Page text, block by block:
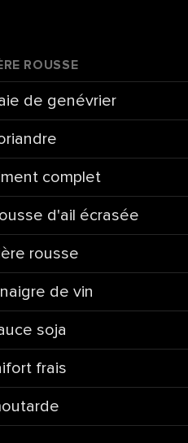
ROUSSE
de genévrier
complet
d'ail écrasée
rousse
de vin
soja
frais